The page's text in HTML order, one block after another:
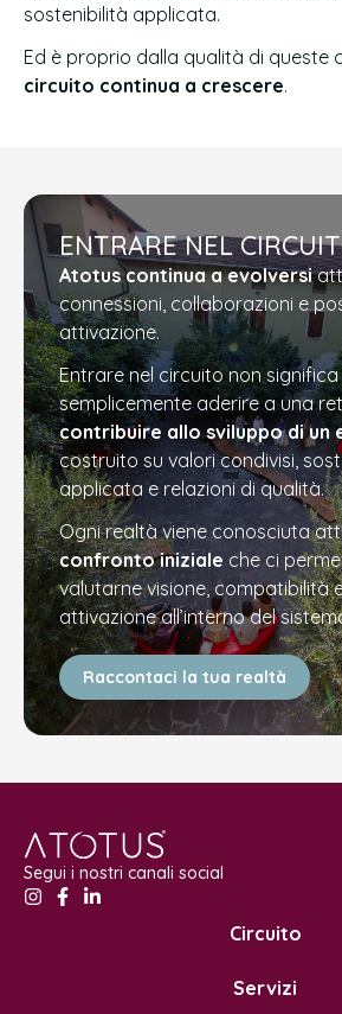
sostenibilità applicata.
Ed è proprio dalla qualità di queste
circuito continua a crescere.
ENTRARE NEL
Atotus continua a evolversi
connessioni, collaborazioni e
attivazione.
Entrare nel circuito non significa
semplicemente aderire a una
contribuire allo sviluppo di un
costruito su valori condivisi,
applicata e relazioni di qualità.
Ogni realtà viene conosciuta
confronto iniziale che ci
valutarne visione, compatibilità
attivazione all’interno del
Raccontaci la tua realtà
Segui i nostri canali social
Circuito
Servizi